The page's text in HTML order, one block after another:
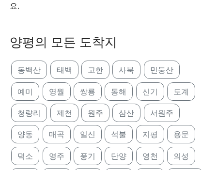
요.
양평의 모든 도착지
동백산 태백 고한 사북 민둥산
예미 영월 쌍룡 동해 신기 도계
청량리 제천 원주 삼산 서원주
양동 매곡 일신 석불 지평 용문
덕소 영주 풍기 단양 영천 의성